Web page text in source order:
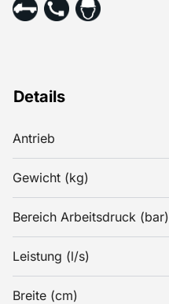
Details
Antrieb
Gewicht (kg)
Bereich Arbeitsdruck (bar)
Leistung (l/s)
Breite (cm)